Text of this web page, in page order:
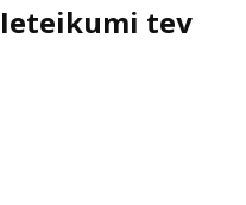
Ieteikumi tev